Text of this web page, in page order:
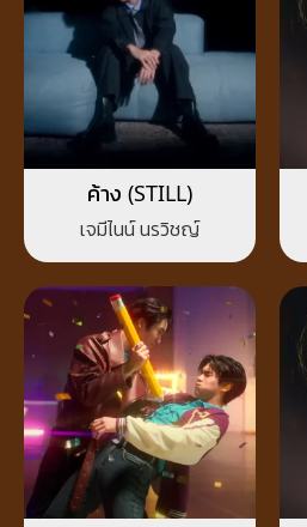
ค้าง (STILL)
เจมีไนน์ นรวิชญ์